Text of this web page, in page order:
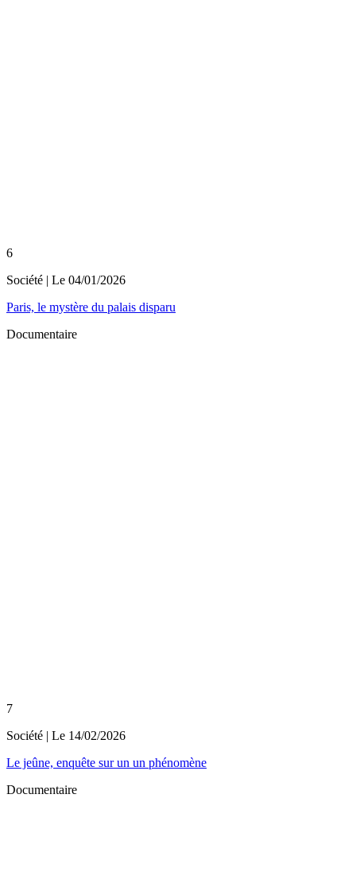
6
Société | Le 04/01/2026
Paris, le mystère du palais disparu
Documentaire
7
Société | Le 14/02/2026
Le jeûne, enquête sur un un phénomène
Documentaire